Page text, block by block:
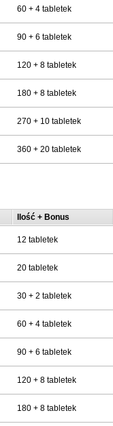
60 + 4 tabletek
90 + 6 tabletek
120 + 8 tabletek
180 + 8 tabletek
270 + 10 tabletek
360 + 20 tabletek
Ilość + Bonus
12 tabletek
20 tabletek
30 + 2 tabletek
60 + 4 tabletek
90 + 6 tabletek
120 + 8 tabletek
180 + 8 tabletek